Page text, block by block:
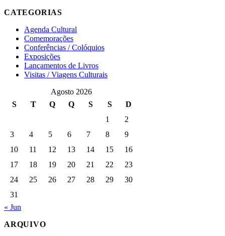
CATEGORIAS
Agenda Cultural
Comemorações
Conferências / Colóquios
Exposições
Lançamentos de Livros
Visitas / Viagens Culturais
Agosto 2026
S
T Q Q S S
D
1
2
3
4 5 6 7 8
9
10
11 12 13 14 15
16
17
18 19 20 21 22
23
24
25 26 27 28 29
30
31
« Jun
ARQUIVO